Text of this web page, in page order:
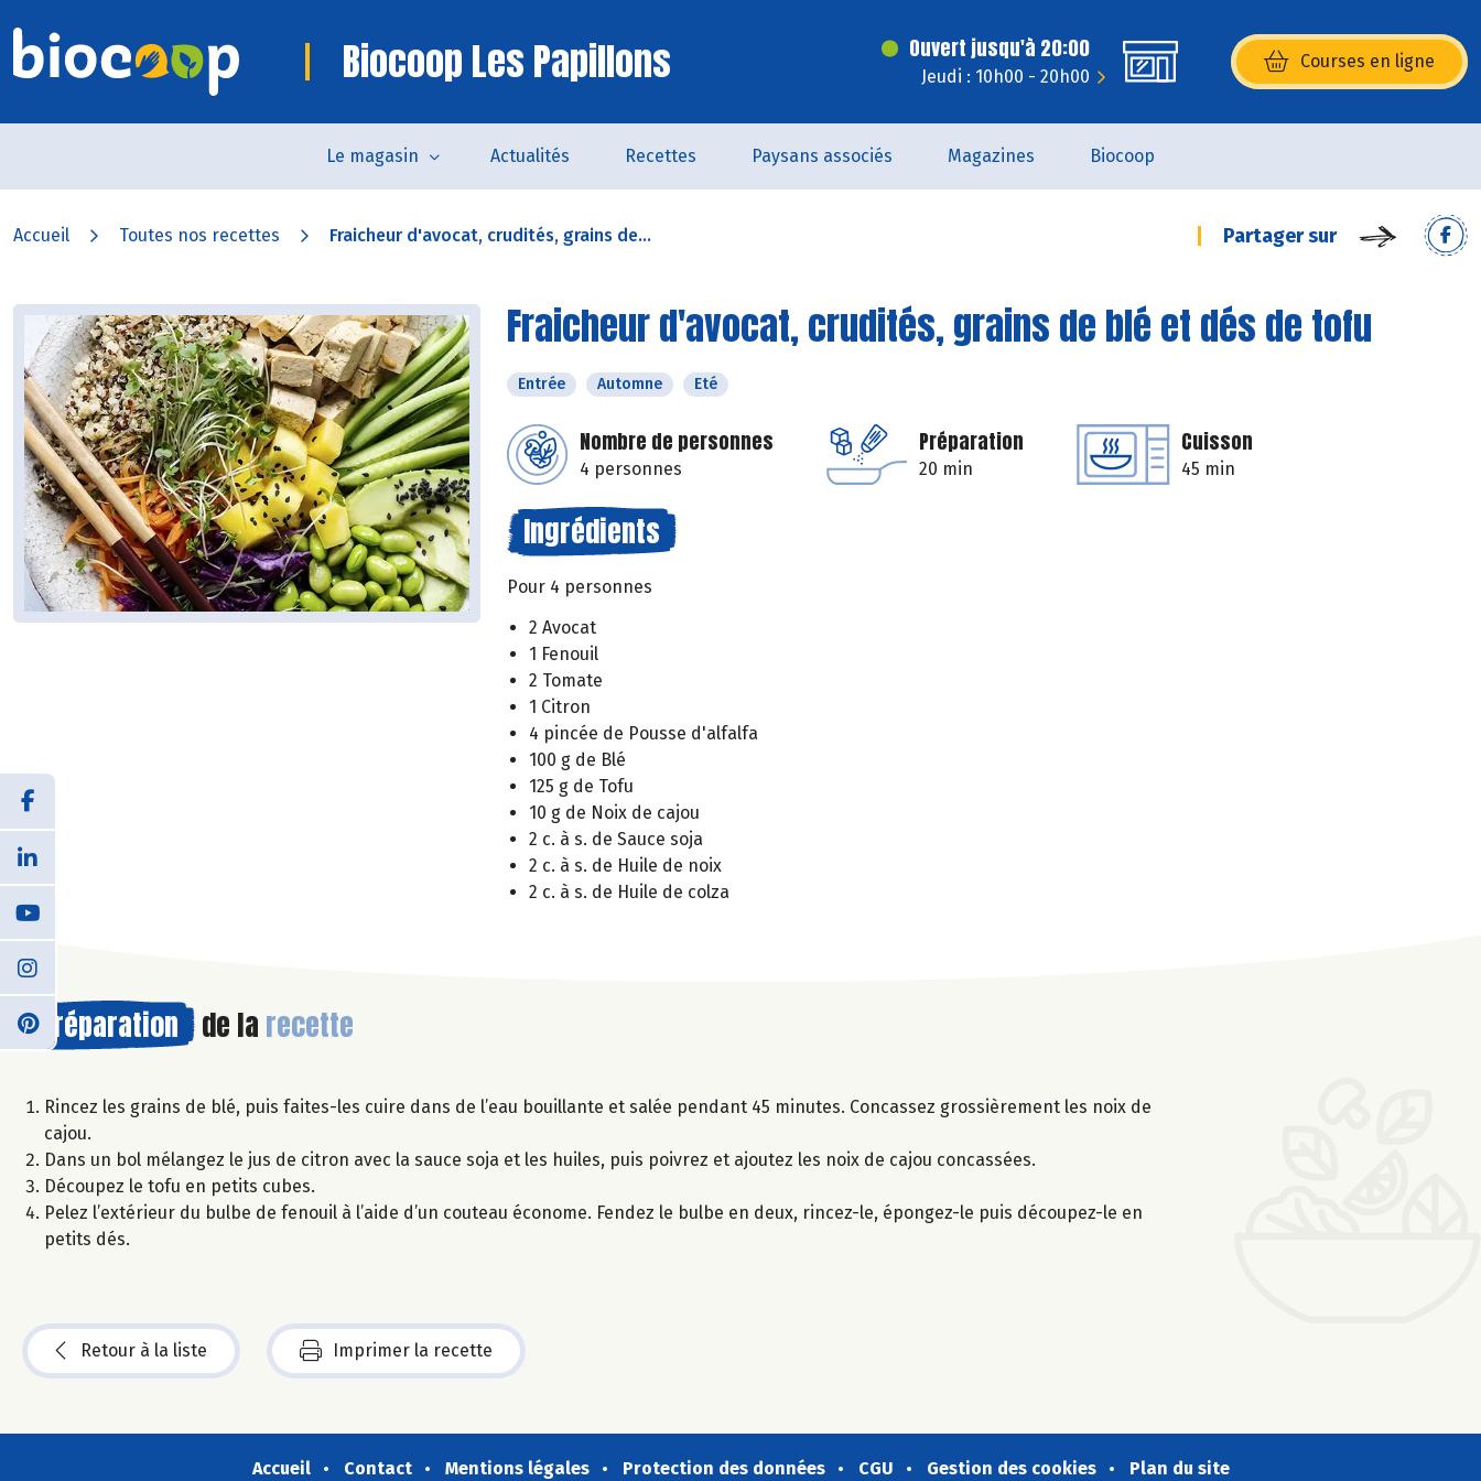
Biocoop Les Papillons Ouvert jusqu'à 20:00
Jeudi : 10h00 - 20h00
Courses en ligne
(s’ouvre dans une nouvelle
Le magasin Actualités Recettes Paysans associés Magazines Biocoop
Accueil Toutes nos recettes Fraicheur d'avocat, crudités, grains de... Partager sur
Fraicheur d'avocat, crudités, grains de blé et dés de tofu
Entrée Automne Eté
Nombre de personnes
4 personnes
Préparation
20 min
Cuisson
45 min
Ingrédients
Pour 4 personnes
2 Avocat
1 Fenouil
2 Tomate
1 Citron
4 pincée de Pousse d'alfalfa
100 g de Blé
125 g de Tofu
10 g de Noix de cajou
2 c. à s. de Sauce soja
2 c. à s. de Huile de noix
2 c. à s. de Huile de colza
Préparation de la recette
Rincez les grains de blé, puis faites-les cuire dans de l’eau bouillante et salée pendant 45 minutes. Concassez grossièrement les noix de
cajou.
Dans un bol mélangez le jus de citron avec la sauce soja et les huiles, puis poivrez et ajoutez les noix de cajou concassées.
Découpez le tofu en petits cubes.
Pelez l’extérieur du bulbe de fenouil à l’aide d’un couteau économe. Fendez le bulbe en deux, rincez-le, épongez-le puis découpez-le en
petits dés.
Retour à la liste Imprimer la recette
Accueil Contact Mentions légales Protection des données CGU Gestion des cookies Plan du site